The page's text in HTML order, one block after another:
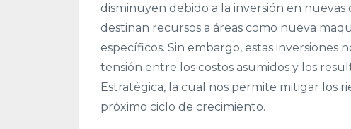
disminuyen debido a la inversión en nuevas
destinan recursos a áreas como nueva
específicos. Sin embargo, estas
tensión entre los costos asumidos y los
Estratégica, la cual nos permite mitigar los
próximo ciclo de crecimiento.